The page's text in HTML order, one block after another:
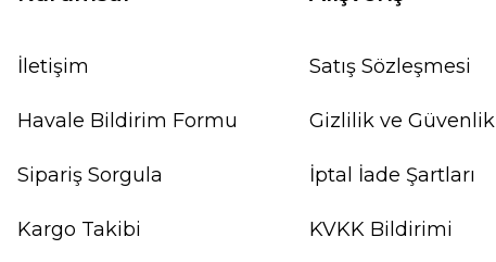
İletişim
Havale Bildirim Formu
Sipariş Sorgula
Kargo Takibi
Satış Sözleşmesi
Gizlilik ve Güvenlik
İptal İade Şartları
KVKK Bildirimi